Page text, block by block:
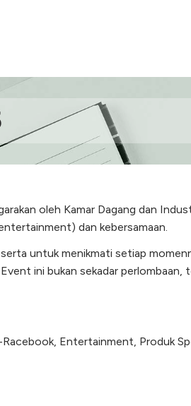
oleh Kamar Dagang dan
dan kebersamaan.
untuk menikmati setiap
ini bukan sekadar perlombaan,
Entertainment, Produk